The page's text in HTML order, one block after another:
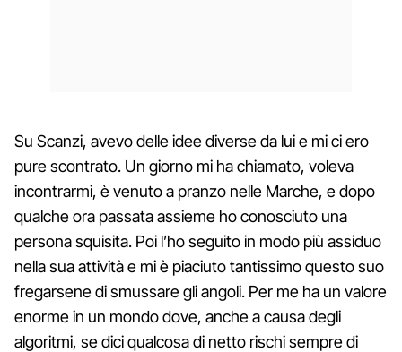
Su Scanzi, avevo delle idee diverse da lui e mi ci ero
pure scontrato. Un giorno mi ha chiamato, voleva
incontrarmi, è venuto a pranzo nelle Marche, e dopo
qualche ora passata assieme ho conosciuto una
persona squisita. Poi l’ho seguito in modo più assiduo
nella sua attività e mi è piaciuto tantissimo questo suo
fregarsene di smussare gli angoli. Per me ha un valore
enorme in un mondo dove, anche a causa degli
algoritmi, se dici qualcosa di netto rischi sempre di